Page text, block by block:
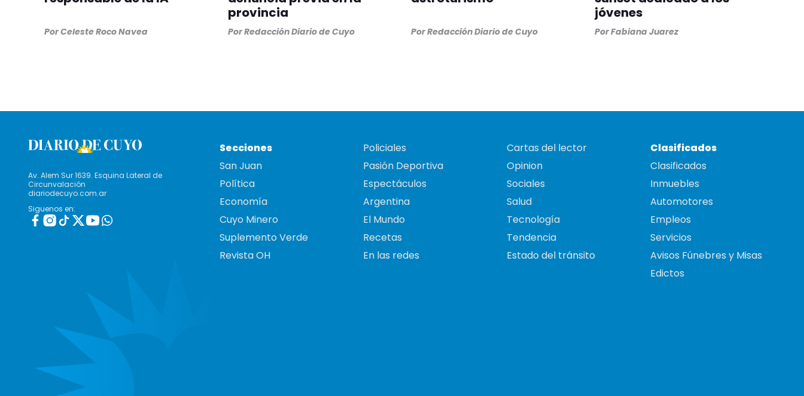
PorCeleste Roco Navea
provincia
PorRedacción Diario de Cuyo PorRedacción Diario de Cuyo
jóvenes
PorFabiana Juarez
Av. Alem Sur 1639. Esquina Lateral de
Circunvalación
diariodecuyo.com.ar
Siguenos en:
Secciones
San Juan
Política
Economía
Cuyo Minero
Suplemento Verde
Revista OH
Policiales
Pasión Deportiva
Espectáculos
Argentina
El Mundo
Recetas
En las redes
Cartas del lector
Opinion
Sociales
Salud
Tecnología
Tendencia
Estado del tránsito
Clasificados
Clasificados
Inmuebles
Automotores
Empleos
Servicios
Avisos Fúnebres y Misas
Edictos